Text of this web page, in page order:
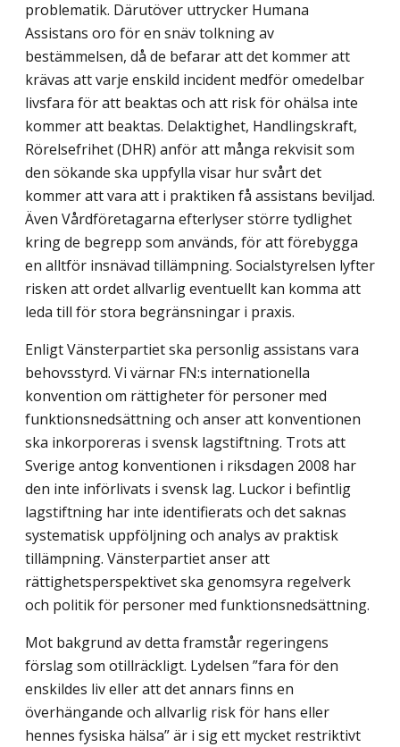
problematik. Därutöver uttrycker Humana
Assistans oro för en snäv tolkning av
bestämmelsen, då de befarar att det kommer att
krävas att varje enskild incident medför omedelbar
livsfara för att beaktas och att risk för ohälsa inte
kommer att beaktas. Delaktighet, Handlingskraft,
Rörelsefrihet (DHR) anför att många rekvisit som
den sökande ska uppfylla visar hur svårt det
kommer att vara att i praktiken få assistans beviljad.
Även Vårdföretagarna efterlyser större tydlighet
kring de begrepp som används, för att förebygga
en alltför insnävad tillämpning. Socialstyrelsen lyfter
risken att ordet allvarlig eventuellt kan komma att
leda till för stora begränsningar i praxis.
Enligt Vänsterpartiet ska personlig assistans vara
behovsstyrd. Vi värnar FN:s internationella
konvention om rättigheter för personer med
funktionsnedsättning och anser att konventionen
ska inkorporeras i svensk lagstiftning. Trots att
Sverige antog konventionen i riksdagen 2008 har
den inte införlivats i svensk lag. Luckor i befintlig
lagstiftning har inte identifierats och det saknas
systematisk uppföljning och analys av praktisk
tillämpning. Vänsterpartiet anser att
rättighetsperspektivet ska genomsyra regelverk
och politik för personer med funktionsnedsättning.
Mot bakgrund av detta framstår regeringens
förslag som otillräckligt. Lydelsen ”fara för den
enskildes liv eller att det annars finns en
överhängande och allvarlig risk för hans eller
hennes fysiska hälsa” är i sig ett mycket restriktivt